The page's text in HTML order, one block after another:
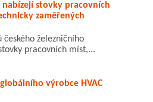
stovky pracovních
zaměřených
českého železničního
pracovních míst,...
výrobce HVAC